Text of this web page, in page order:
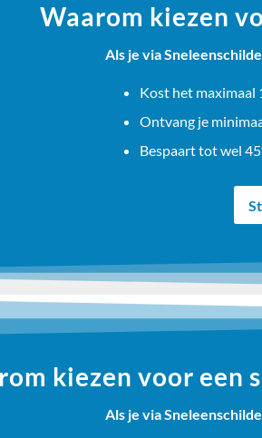
Waarom kiezen
Als je via
Kost het maximaal
Ontvang je
Bespaart tot wel
kiezen voor een
Als je via